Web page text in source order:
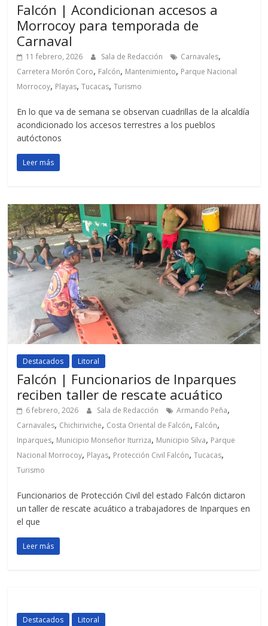
Falcón | Acondicionan accesos a
Morrocoy para temporada de
Carnaval
11 febrero, 2026 Sala de Redacción Carnavales,
Carretera Morón Coro, Falcón, Mantenimiento, Parque Nacional
Morrocoy, Playas,Tucacas,Turismo
En lo que va de semana se observan cuadrillas de la alcaldía
acondicionado los accesos terrestres a los pueblos
autóctonos
Leer más
Destacados Litoral
Falcón | Funcionarios de Inparques
reciben taller de rescate acuático
6 febrero, 2026 Sala de Redacción Armando Peña,
Carnavales, Chichiriviche, Costa Oriental de Falcón, Falcón,
Inparques, Municipio Monseñor Iturriza, Municipio Silva, Parque
Nacional Morrocoy, Playas, Protección Civil Falcón,Tucacas,
Turismo
Funcionarios de Protección Civil del estado Falcón dictaron
un taller de rescate acuático a trabajadores de Inparques en
el que
Leer más
Destacados Litoral